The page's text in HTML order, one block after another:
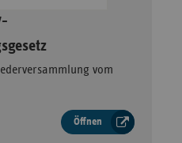
vom
Öffnen